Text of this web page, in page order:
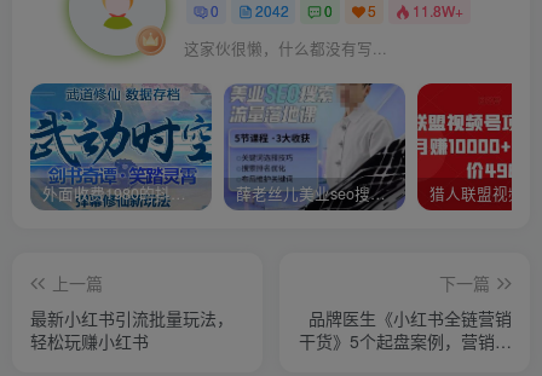
0 2042 0 5 11.8W+
这家伙很懒，什么都没有写...
外面收费1980的抖音武动时空直播项目，无需真人出镜，实时互动直播【软件+详细教程】 薛老丝儿美业seo搜索流量落地课，一周暴涨20w粉丝，全干货讲解
上一篇
最新小红书引流批量玩法，
轻松玩赚小红书
下一篇
品牌医生《小红书全链营销
干货》5个起盘案例，营销策